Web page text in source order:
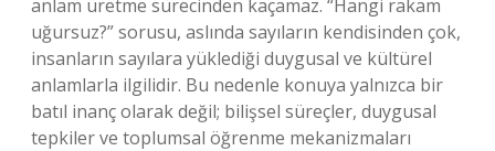
anlam üretme sürecinden kaçamaz. “Hangi rakam
uğursuz?” sorusu, aslında sayıların kendisinden çok,
insanların sayılara yüklediği duygusal ve kültürel
anlamlarla ilgilidir. Bu nedenle konuya yalnızca bir
batıl inanç olarak değil; bilişsel süreçler, duygusal
tepkiler ve toplumsal öğrenme mekanizmaları